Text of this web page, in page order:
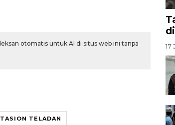
otomatis untuk AI di situs web ini tanpa
TELADAN
17